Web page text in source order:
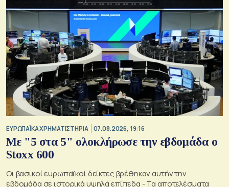
ΕΥΡΩΠΑΪΚΑ ΧΡΗΜΑΤΙΣΤΗΡΙΑ 07.08.2026, 19:16
Με "5 στα 5" ολοκλήρωσε την εβδομάδα ο
Stoxx 600
Οι βασικοί ευρωπαϊκοί δείκτες βρέθηκαν αυτήν την
εβδομάδα σε ιστορικά υψηλά επίπεδα - Τα αποτελέσματα